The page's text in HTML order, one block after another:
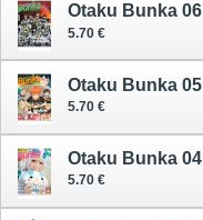
Otaku Bunka 06
5.70 €
Otaku Bunka 05
5.70 €
Otaku Bunka 04
5.70 €